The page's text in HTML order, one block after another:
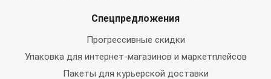
Спецпредложения
Прогрессивные скидки
Упаковка для интернет-магазинов и маркетплейсов
Пакеты для курьерской доставки